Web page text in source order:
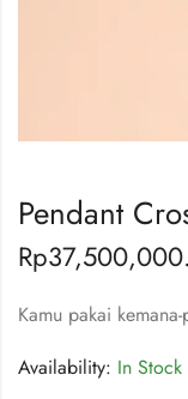
Pendant
Rp
Kamu pakai
Availability: In Stock